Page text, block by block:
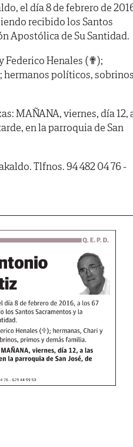
el día 8 de febrero de
recibido los Santos
Apostólica de Su Santidad.
Federico Henales (✟);
hermanos políticos,
MAÑANA, viernes, día 12,
en la parroquia de San
Tlfnos. 94 482 04 76 -